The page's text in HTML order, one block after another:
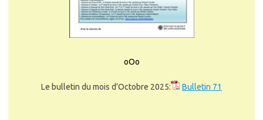
oOo
Le bulletin du mois d’Octobre 2025: Bulletin 71